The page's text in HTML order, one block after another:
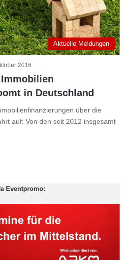
Aktuelle Meldungen
2016
in Deutschland
über die
auf: Von den seit 2012 insgesamt
Eventpromo: